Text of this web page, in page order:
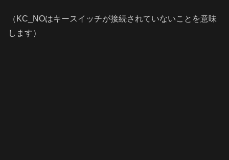
（KC_NOはキースイッチが接続されていないことを意味
します）